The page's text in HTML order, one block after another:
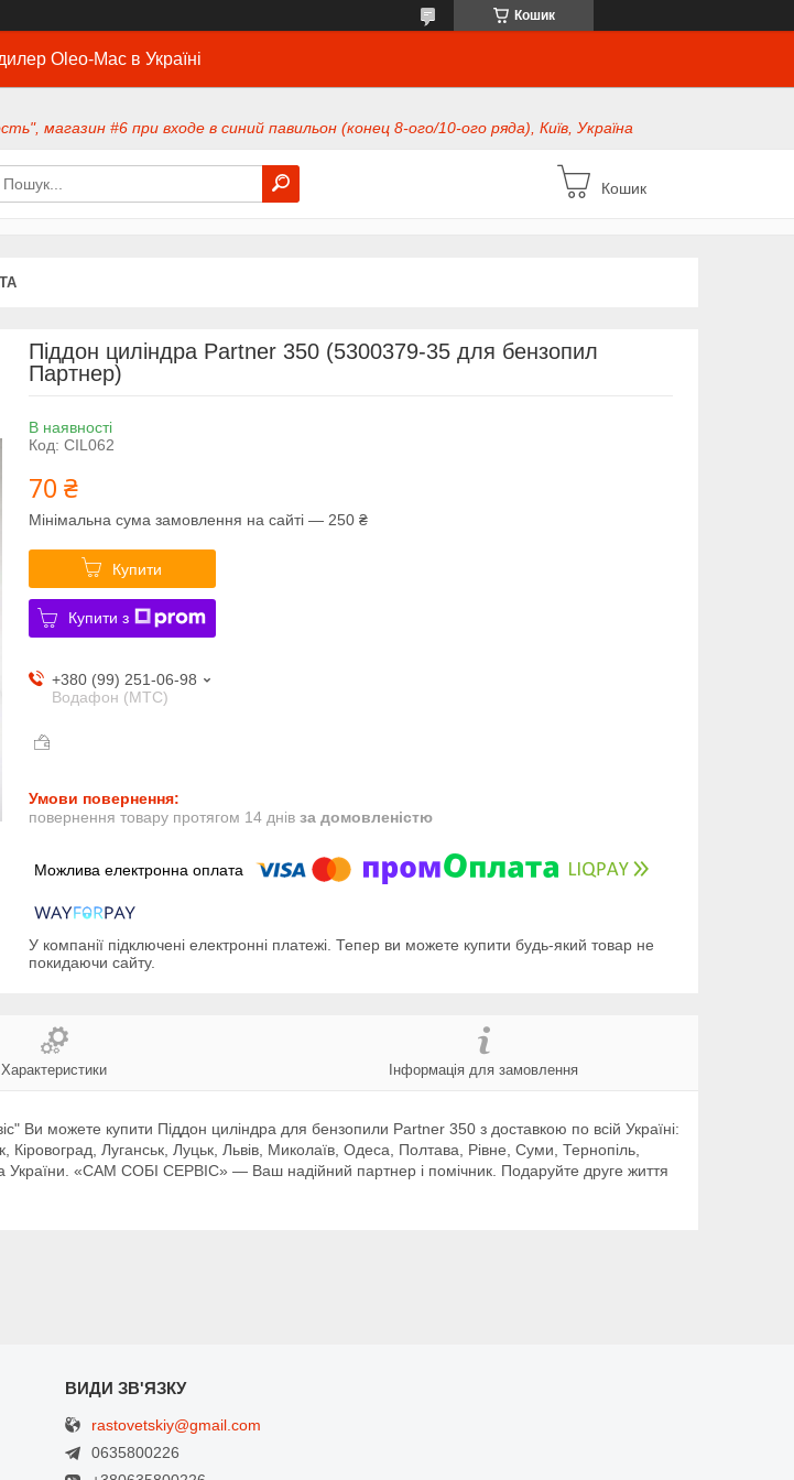
Кошик
Oleo-Mac в Україні
магазин #6 при входе в синий павильон (конец 8-ого/10-ого ряда), Київ, Україна
Кошик
Піддон циліндра Partner 350 (5300379-35 для бензопил
Партнер)
В наявності
Код: CIL062
70 ₴
Мінімальна сума замовлення на сайті — 250 ₴
Купити
Купити з
+380 (99) 251-06-98
Водафон (МТС)
повернення товару протягом 14 днів за домовленістю
У компанії підключені електронні платежі. Тепер ви можете купити будь-який товар не
покидаючи сайту.
Характеристики Інформація для замовлення
можете купити Піддон циліндра для бензопили Partner 350 з доставкою по всій Україні:
Луганськ, Луцьк, Львів, Миколаїв, Одеса, Полтава, Рівне, Суми, Тернопіль,
України. «САМ СОБІ СЕРВІС» — Ваш надійний партнер і помічник. Подаруйте друге життя
rastovetskiy@gmail.com
0635800226